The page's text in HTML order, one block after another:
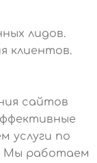
лидов.
клиентов.
сайтов
услуги по
Мы работаем